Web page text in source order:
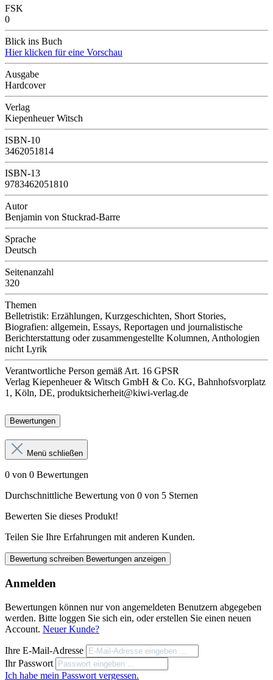
FSK
0
Blick ins Buch
Hier klicken für eine Vorschau
Ausgabe
Hardcover
Verlag
Kiepenheuer Witsch
ISBN-10
3462051814
ISBN-13
9783462051810
Autor
Benjamin von Stuckrad-Barre
Sprache
Deutsch
Seitenanzahl
320
Themen
Belletristik: Erzählungen, Kurzgeschichten, Short Stories,
Biografien: allgemein, Essays, Reportagen und journalistische
Berichterstattung oder zusammengestellte Kolumnen, Anthologien
nicht Lyrik
Verantwortliche Person gemäß Art. 16 GPSR
Verlag Kiepenheuer & Witsch GmbH & Co. KG, Bahnhofsvorplatz
1, Köln, DE, produktsicherheit@kiwi-verlag.de
Bewertungen
Menü schließen
0 von 0 Bewertungen
Durchschnittliche Bewertung von 0 von 5 Sternen
Bewerten Sie dieses Produkt!
Teilen Sie Ihre Erfahrungen mit anderen Kunden.
Bewertung schreiben Bewertungen anzeigen
Anmelden
Bewertungen können nur von angemeldeten Benutzern abgegeben
werden. Bitte loggen Sie sich ein, oder erstellen Sie einen neuen
Account. Neuer Kunde?
Ihre E-Mail-Adresse
Ihr Passwort
Ich habe mein Passwort vergessen.